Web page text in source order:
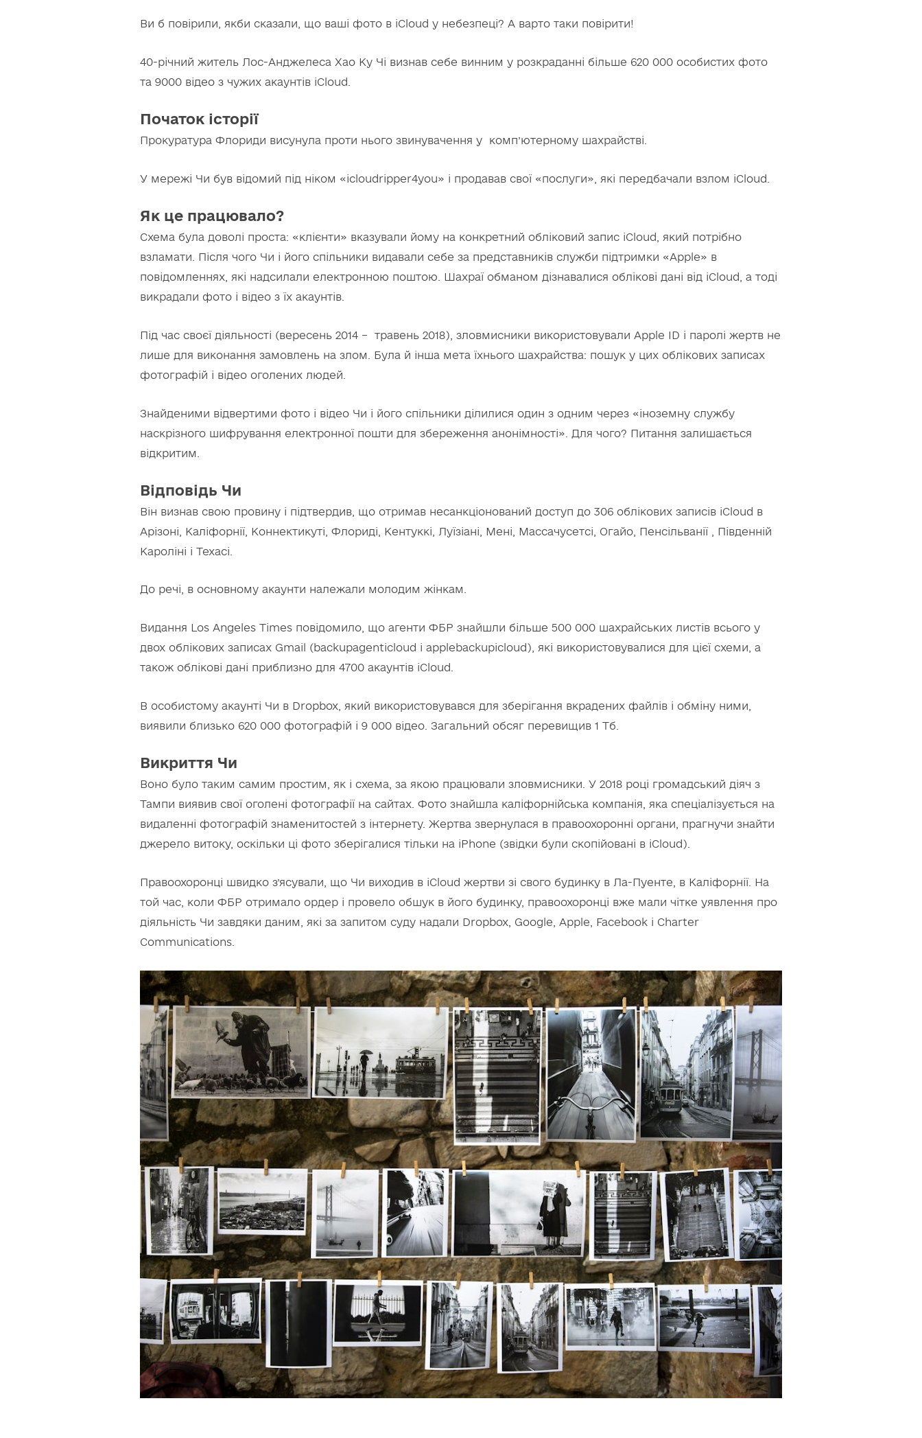
Ви б повірили, якби сказали, що ваші фото в iCloud у небезпеці? А варто таки повірити!
40-річний житель Лос-Анджелеса Хао Ку Чі визнав себе винним у розкраданні більше 620 000 особистих фото
та 9000 відео з чужих акаунтів iCloud.
Початок історії
Прокуратура Флориди висунула проти нього звинувачення у комп’ютерному шахрайстві.
У мережі Чи був відомий під ніком «icloudripper4you» і продавав свої «послуги», які передбачали взлом iCloud.
Як це працювало?
Схема була доволі проста: «клієнти» вказували йому на конкретний обліковий запис iCloud, який потрібно
взламати. Після чого Чи і його спільники видавали себе за представників служби підтримки «Apple» в
повідомленнях, які надсилали електронною поштою. Шахраї обманом дізнавалися облікові дані від iCloud, а тоді
викрадали фото і відео з їх акаунтів.
Під час своєї діяльності (вересень 2014 – травень 2018), зловмисники використовували Apple ID і паролі жертв не
лише для виконання замовлень на злом. Була й інша мета їхнього шахрайства: пошук у цих облікових записах
фотографій і відео оголених людей.
Знайденими відвертими фото і відео Чи і його спільники ділилися один з одним через «іноземну службу
наскрізного шифрування електронної пошти для збереження анонімності». Для чого? Питання залишається
відкритим.
Відповідь Чи
Він визнав свою провину і підтвердив, що отримав несанкціонований доступ до 306 облікових записів iCloud в
Арізоні, Каліфорнії, Коннектикуті, Флориді, Кентуккі, Луїзіані, Мені, Массачусетсі, Огайо, Пенсільванії , Південній
Кароліні і Техасі.
До речі, в основному акаунти належали молодим жінкам.
Видання Los Angeles Times повідомило, що агенти ФБР знайшли більше 500 000 шахрайських листів всього у
двох облікових записах Gmail (backupagenticloud і applebackupicloud), які використовувалися для цієї схеми, а
також облікові дані приблизно для 4700 акаунтів iCloud.
В особистому акаунті Чи в Dropbox, який використовувався для зберігання вкрадених файлів і обміну ними,
виявили близько 620 000 фотографій і 9 000 відео. Загальний обсяг перевищив 1 Тб.
Викриття Чи
Воно було таким самим простим, як і схема, за якою працювали зловмисники. У 2018 році громадський діяч з
Тампи виявив свої оголені фотографії на сайтах. Фото знайшла каліфорнійська компанія, яка спеціалізується на
видаленні фотографій знаменитостей з інтернету. Жертва звернулася в правоохоронні органи, прагнучи знайти
джерело витоку, оскільки ці фото зберігалися тільки на iPhone (звідки були скопійовані в iCloud).
Правоохоронці швидко з’ясували, що Чи виходив в iCloud жертви зі свого будинку в Ла-Пуенте, в Каліфорнії. На
той час, коли ФБР отримало ордер і провело обшук в його будинку, правоохоронці вже мали чітке уявлення про
діяльність Чи завдяки даним, які за запитом суду надали Dropbox, Google, Apple, Facebook і Charter
Communications.